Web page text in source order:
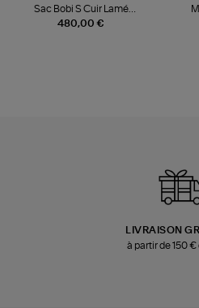
480,00 €
Sac Bobi S Cuir Lamé
Champagne
LIVRAISON
à partir de 150